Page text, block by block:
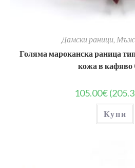
Дамски раници,
Голяма мароканска раница
кожа в кафяво
105.00€
Купи